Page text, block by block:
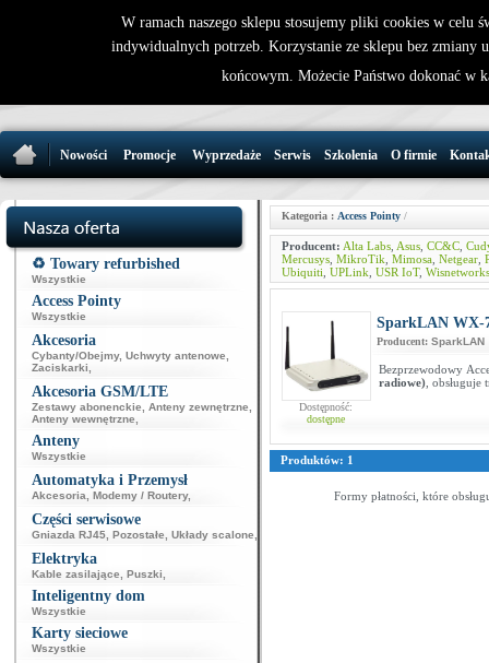
32 721 86
Nowości Promocje Wyprzedaże Serwis Szkolenia O firmie
♻️ Towary refurbished
Wszystkie
Access Pointy
Wszystkie
Akcesoria
Cybanty/Obejmy, Uchwyty antenowe
Zaciskarki
Akcesoria GSM/LTE
Zestawy abonenckie Anteny zewnętrzne
Anteny wewnętrzne
Anteny
Wszystkie
Automatyka i Przemysł
Akcesoria Modemy / Routery,
Części serwisowe
Gniazda RJ45 Pozostałe Układy scalone
Elektryka
Kable zasilające Puszki
Inteligentny dom
Wszystkie
Karty sieciowe
Wszystkie
Kategoria : Access Pointy/
Producent: Alta Labs, Asus, CC&C,
Mercusys, MikroTik Mimosa, Netgear,
Ubiquiti UPLink USR IoT, Wisnetworks
Dostępność:
dostępne
SparkLAN WX-
Producent: SparkLAN
Bezprzewodowy
radiowe), obsługuje
Produktów: 1
Formy płatności, które
W ramach naszego sklepu stosujemy pliki cookies w celu
indywidualnych potrzeb. Korzystanie ze sklepu bez zmiany
końcowym. Możecie Państwo dokonać w